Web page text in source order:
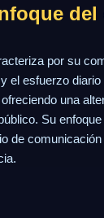
del
por su
el esfuerzo diario
una
Su
de